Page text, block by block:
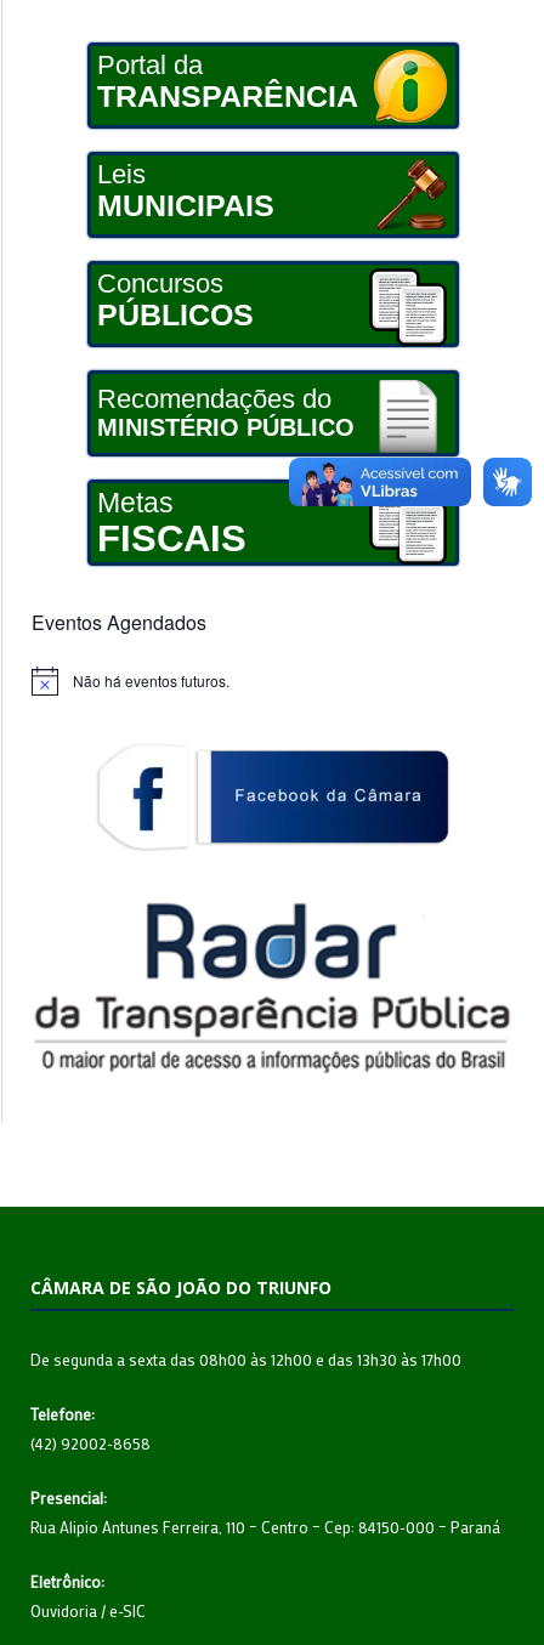
Portal da
TRANSPARÊNCIA
Leis
MUNICIPAIS
Concursos
PÚBLICOS
Recomendações do
MINISTÉRIO PÚBLICO
Metas
FISCAIS
Eventos Agendados
Notice Não há eventos futuros.
CÂMARA DE SÃO JOÃO DO TRIUNFO
De segunda a sexta das 08h00 às 12h00 e das 13h30 às 17h00
Telefone:
(42) 92002-8658
Presencial:
Rua Alipio Antunes Ferreira, 110 – Centro – Cep: 84150-000 – Paraná
Eletrônico:
Ouvidoria /e-SIC